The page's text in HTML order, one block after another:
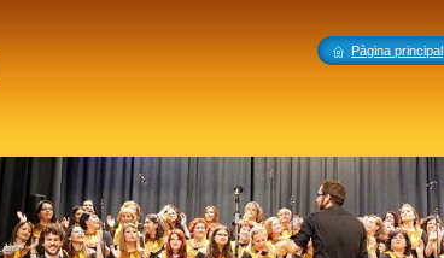
Pàgina principal